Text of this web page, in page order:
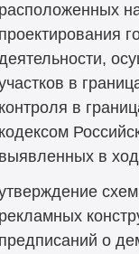
расположенных
проектирования
в
контроля в
кодексом
выявленных в
рекламных
предписаний о